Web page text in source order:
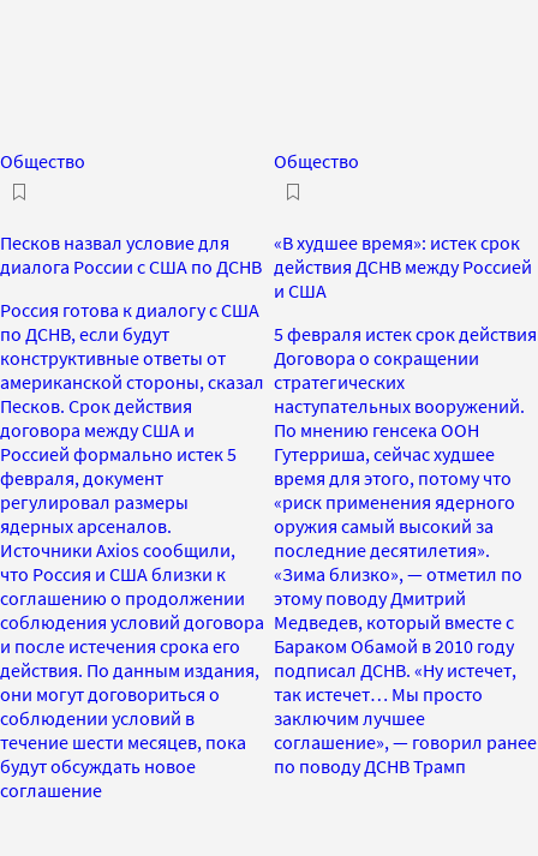
Общество
Песков назвал условие для
диалога России с США по ДСНВ
Россия готова к диалогу с США
по ДСНВ, если будут
конструктивные ответы от
американской стороны, сказал
Песков. Срок действия
договора между США и
Россией формально истек 5
февраля, документ
регулировал размеры
ядерных арсеналов.
Источники Axios сообщили,
что Россия и США близки к
соглашению о продолжении
соблюдения условий договора
и после истечения срока его
действия. По данным издания,
они могут договориться о
соблюдении условий в
течение шести месяцев, пока
будут обсуждать новое
соглашение
Общество
«В худшее время»: истек срок
действия ДСНВ между Россией
и США
5 февраля истек срок действия
Договора о сокращении
стратегических
наступательных вооружений.
По мнению генсека ООН
Гутерриша, сейчас худшее
время для этого, потому что
«риск применения ядерного
оружия самый высокий за
последние десятилетия».
«Зима близко», — отметил по
этому поводу Дмитрий
Медведев, который вместе с
Бараком Обамой в 2010 году
подписал ДСНВ. «Ну истечет,
так истечет… Мы просто
заключим лучшее
соглашение», — говорил ранее
по поводу ДСНВ Трамп